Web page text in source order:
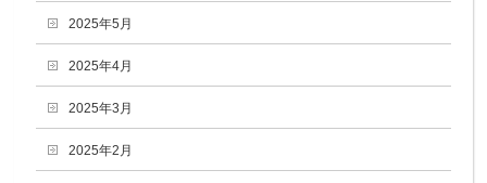
2025年5月
2025年4月
2025年3月
2025年2月